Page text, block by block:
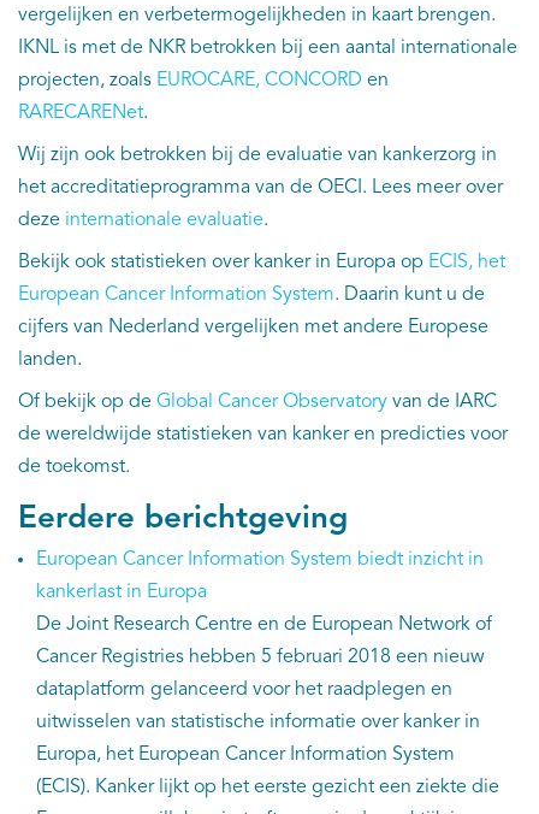
vergelijken en verbetermogelijkheden in kaart brengen.
IKNL is met de NKR betrokken bij een aantal internationale
projecten, zoals EUROCARE, CONCORD en
RARECARENet.
Wij zijn ook betrokken bij de evaluatie van kankerzorg in
het accreditatieprogramma van de OECI. Lees meer over
deze internationale evaluatie.
Bekijk ook statistieken over kanker in Europa op ECIS, het
European Cancer Information System. Daarin kunt u de
cijfers van Nederland vergelijken met andere Europese
landen.
Of bekijk op de Global Cancer Observatory van de IARC
de wereldwijde statistieken van kanker en predicties voor
de toekomst.
Eerdere berichtgeving
European Cancer Information System biedt inzicht in
kankerlast in Europa
De Joint Research Centre en de European Network of
Cancer Registries hebben 5 februari 2018 een nieuw
dataplatform gelanceerd voor het raadplegen en
uitwisselen van statistische informatie over kanker in
Europa, het European Cancer Information System
(ECIS). Kanker lijkt op het eerste gezicht een ziekte die